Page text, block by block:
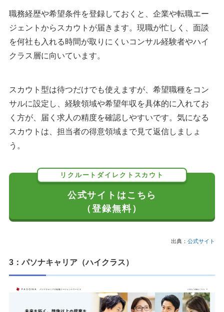
職務経歴や希望条件を登録しておくと、企業や転職エー
ジェントからスカウトが届きます。現職が忙しく、面談
を何社も入れる時間が取りにくいコンサル経験者やハイ
クラス層に向いています。
スカウト型は待つだけでも使えますが、希望職種をコン
サルに設定し、経験領域や希望年収を具体的に入れてお
く方が、届く求人の精度を確認しやすいです。気になる
スカウトは、担当者の得意領域まで見て返信しましょ
う。
リクルートダイレクトスカウト
公式サイトはこちら
（登録無料）
出典： 公式サイト
3：パソナキャリア（ハイクラス）